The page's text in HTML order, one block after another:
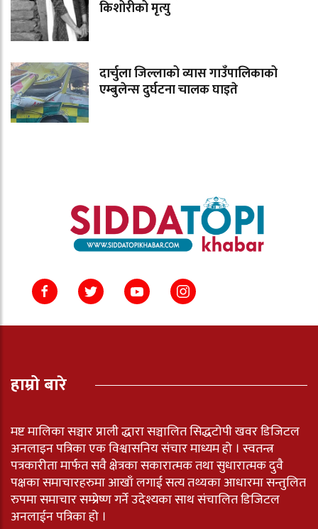
किशोरीको मृत्यु
दार्चुला जिल्लाको व्यास गाउँपालिकाको
एम्बुलेन्स दुर्घटना चालक घाइते
हाम्रो बारे
मष्ट मालिका सञ्चार प्राली द्धारा सञ्चालित सिद्धटोपी खवर डिजिटल
अनलाइन पत्रिका एक विश्वासनिय संचार माध्यम हो । स्वतन्त्र
पत्रकारीता मार्फत सवै क्षेत्रका सकारात्मक तथा सुधारात्मक दुवै
पक्षका समाचारहरुमा आखाँ लगाई सत्य तथ्यका आधारमा सन्तुलित
रुपमा समाचार सम्प्रेष्ण गर्ने उदेश्यका साथ संचालित डिजिटल
अनलाईन पत्रिका हो ।